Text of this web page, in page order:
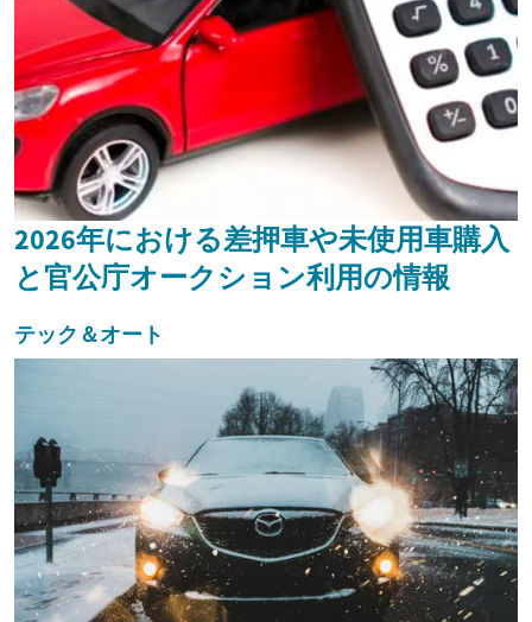
2026年における差押車や未使用車購入
と官公庁オークション利用の情報
テック＆オート